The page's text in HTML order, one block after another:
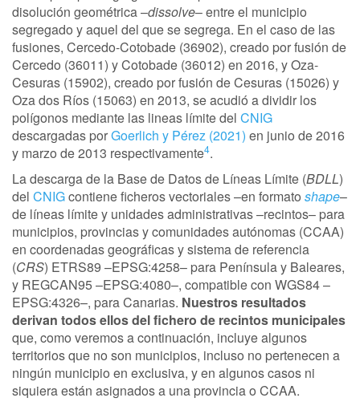
disolución geométrica –dissolve– entre el municipio
segregado y aquel del que se segrega. En el caso de las
fusiones, Cercedo-Cotobade (36902), creado por fusión de
Cercedo (36011) y Cotobade (36012) en 2016, y Oza-
Cesuras (15902), creado por fusión de Cesuras (15026) y
Oza dos Ríos (15063) en 2013, se acudió a dividir los
polígonos mediante las lineas límite del CNIG
descargadas porGoerlich y Pérez (2021) en junio de 2016
y marzo de 2013 respectivamente4.
La descarga de la Base de Datos de Líneas Límite (BDLL)
del CNIGcontiene ficheros vectoriales –en formato shape–
de líneas límite y unidades administrativas –recintos– para
municipios, provincias y comunidades autónomas (CCAA)
en coordenadas geográficas y sistema de referencia
(CRS) ETRS89 –EPSG:4258– para Península y Baleares,
y REGCAN95 –EPSG:4080–, compatible con WGS84 –
EPSG:4326–, para Canarias. Nuestros resultados
derivan todos ellos del fichero de recintos municipales
que, como veremos a continuación, incluye algunos
territorios que no son municipios, incluso no pertenecen a
ningún municipio en exclusiva, y en algunos casos ni
siquiera están asignados a una provincia o CCAA.